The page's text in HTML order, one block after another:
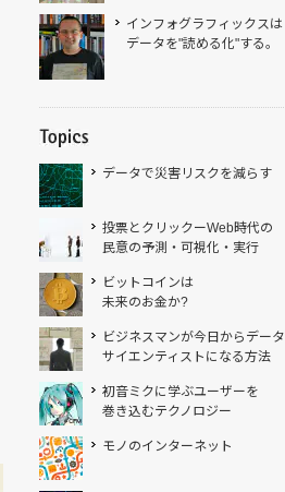
インフォグラフィックスは
データを"読める化"する。
データで災害リスクを減らす
投票とクリックーWeb時代の
民意の予測・可視化・実行
ビットコインは
未来のお金か?
ビジネスマンが今日からデータ
サイエンティストになる方法
初音ミクに学ぶユーザーを
巻き込むテクノロジー
モノのインターネット